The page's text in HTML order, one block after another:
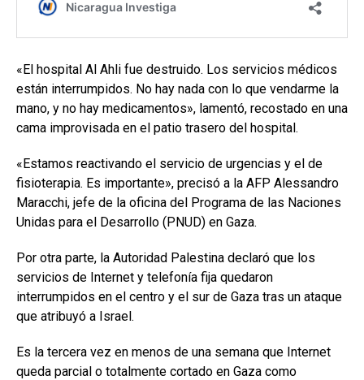
«El hospital Al Ahli fue destruido. Los servicios médicos
están interrumpidos. No hay nada con lo que vendarme la
mano, y no hay medicamentos», lamentó, recostado en una
cama improvisada en el patio trasero del hospital.
«Estamos reactivando el servicio de urgencias y el de
fisioterapia. Es importante», precisó a la AFP Alessandro
Maracchi, jefe de la oficina del Programa de las Naciones
Unidas para el Desarrollo (PNUD) en Gaza.
Por otra parte, la Autoridad Palestina declaró que los
servicios de Internet y telefonía fija quedaron
interrumpidos en el centro y el sur de Gaza tras un ataque
que atribuyó a Israel.
Es la tercera vez en menos de una semana que Internet
queda parcial o totalmente cortado en Gaza como